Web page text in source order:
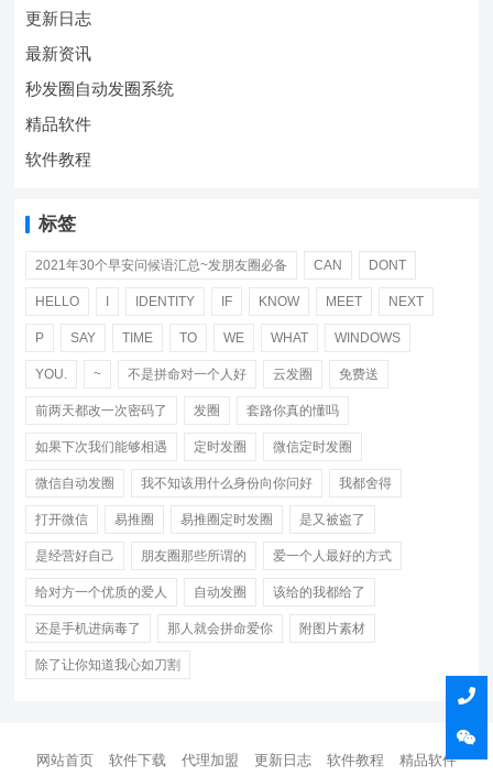
更新日志
最新资讯
秒发圈自动发圈系统
精品软件
软件教程
标签
2021年30个早安问候语汇总~发朋友圈必备 CAN DONT
HELLO I IDENTITY IF KNOW MEET NEXT
P SAY TIME TO WE WHAT WINDOWS
YOU. ~ 不是拼命对一个人好 云发圈 免费送
前两天都改一次密码了 发圈 套路你真的懂吗
如果下次我们能够相遇 定时发圈 微信定时发圈
微信自动发圈 我不知该用什么身份向你问好 我都舍得
打开微信 易推圈 易推圈定时发圈 是又被盗了
是经营好自己 朋友圈那些所谓的 爱一个人最好的方式
给对方一个优质的爱人 自动发圈 该给的我都给了
还是手机进病毒了 那人就会拼命爱你 附图片素材
除了让你知道我心如刀割
网站首页 软件下载 代理加盟 更新日志 软件教程 精品软件